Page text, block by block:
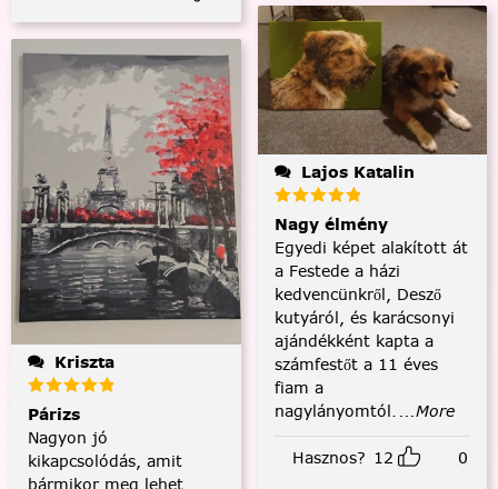
Kriszta
Párizs
Nagyon jó
kikapcsolódás, amit
bármikor meg lehet
Lajos Katalin
Nagy élmény
Egyedi képet alakított át
a Festede a házi
kedvencünkről, Desző
kutyáról, és karácsonyi
ajándékként kapta a
számfestőt a 11 éves
fiam a
nagylányomtól. ...More
Hasznos? 12 0